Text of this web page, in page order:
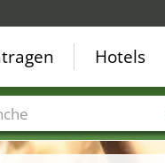
Hotels